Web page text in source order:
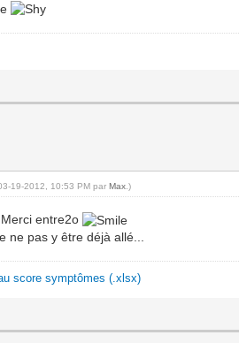
19-2012, 10:53 PM par Max.)
entre2o
ne pas y être déjà allé...
score symptômes (.xlsx)